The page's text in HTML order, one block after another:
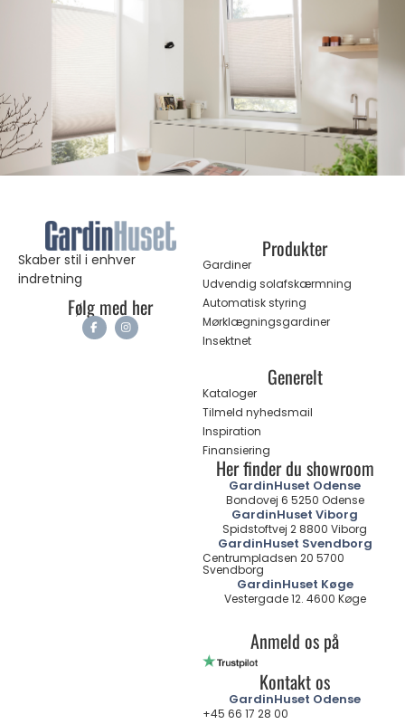
Skaber stil i enhver
indretning
Følg med her
Produkter
Gardiner
Udvendig solafskærmning
Automatisk styring
Mørklægningsgardiner
Insektnet
Generelt
Kataloger
Tilmeld nyhedsmail
Inspiration
Finansiering
Her finder du showroom
GardinHuset Odense
Bondovej 6 5250 Odense
GardinHuset Viborg
Spidstoftvej 2 8800 Viborg
GardinHuset Svendborg
Centrumpladsen 20 5700
Svendborg
GardinHuset Køge
Vestergade 12. 4600 Køge
Anmeld os på
Kontakt os
GardinHuset Odense
+45 66 17 28 00